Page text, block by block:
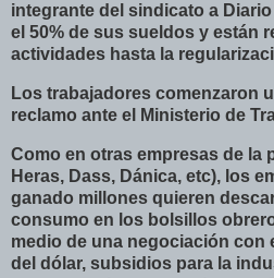
integrante del sindicato a
el 50% de sus sueldos y están
actividades hasta la
Los trabajadores comenzaron
reclamo ante el Ministerio de
Como en otras empresas de la
Heras, Dass, Dánica, etc), los
ganado millones quieren
consumo en los bolsillos
medio de una negociación con
del dólar, subsidios para la